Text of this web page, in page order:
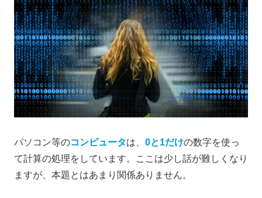
パソコン等のコンピュータは、 0と1だけの数字を使っ
て計算の処理をしています。ここは少し話が難しくなり
ますが、本題とはあまり関係ありません。